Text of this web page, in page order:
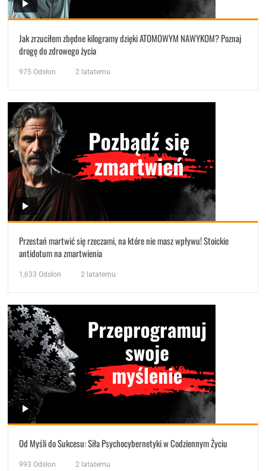
Jak zrzuciłem zbędne kilogramy dzięki ATOMOWYM NAWYKOM? Poznaj
drogę do zdrowego życia
975 Odsłon 2 latatemu
Przestań martwić się rzeczami, na które nie masz wpływu! Stoickie
antidotum na zmartwienia
1,633 Odsłon 2 latatemu
Od Myśli do Sukcesu: Siła Psychocybernetyki w Codziennym Życiu
993 Odsłon 2 latatemu